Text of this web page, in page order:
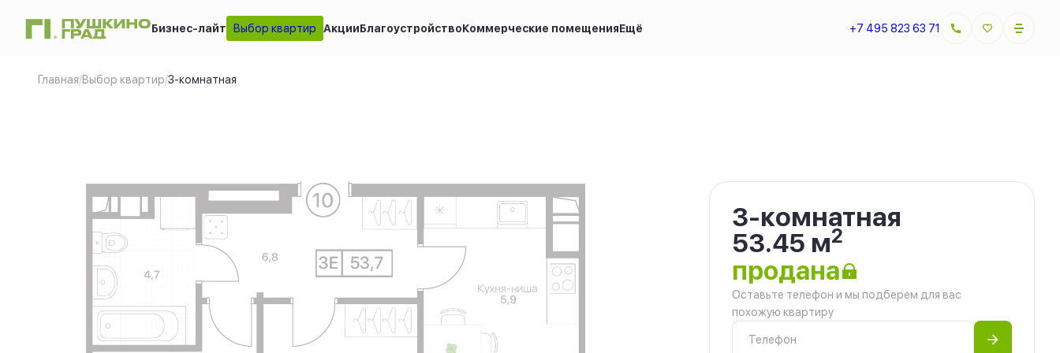
Бизнес-лайт Выбор квартир АкцииБлагоустройствоКоммерческие помещенияЕщё +7 495 823 63 71
Главная/Выбор квартир/3-комнатная
3-комнатная
3-комнатная
53.45 м2
продана
Оставьте телефон и мы подберем для вас
похожую квартиру